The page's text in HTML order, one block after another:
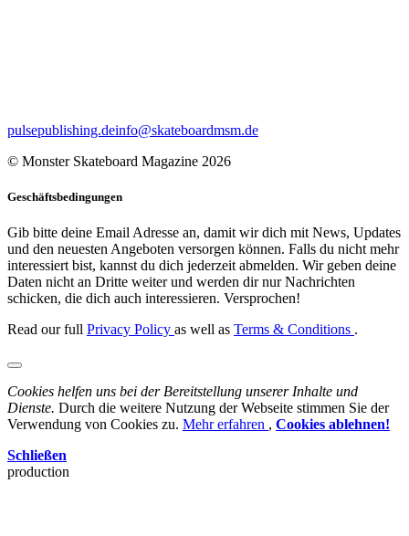
pulsepublishing.deinfo@skateboardmsm.de
© Monster Skateboard Magazine 2026
Geschäftsbedingungen
Gib bitte deine Email Adresse an, damit wir dich mit News, Updates
und den neuesten Angeboten versorgen können. Falls du nicht mehr
interessiert bist, kannst du dich jederzeit abmelden. Wir geben deine
Daten nicht an Dritte weiter und werden dir nur Nachrichten
schicken, die dich auch interessieren. Versprochen!
Read our full Privacy Policy as well as Terms & Conditions .
Cookies helfen uns bei der Bereitstellung unserer Inhalte und
Dienste. Durch die weitere Nutzung der Webseite stimmen Sie der
Verwendung von Cookies zu. Mehr erfahren , Cookies ablehnen!
Schließen
production